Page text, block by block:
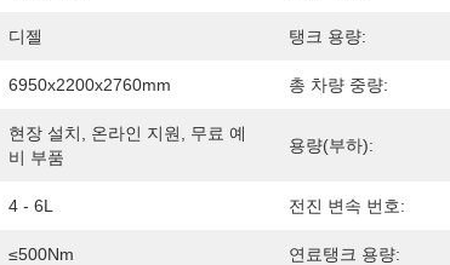
디젤 탱크 용량:
6950x2200x2760mm 총 차량 중량:
현장 설치, 온라인 지원, 무료 예
비 부품
용량(부하):
4 - 6L 전진 변속 번호:
≤500Nm 연료탱크 용량: